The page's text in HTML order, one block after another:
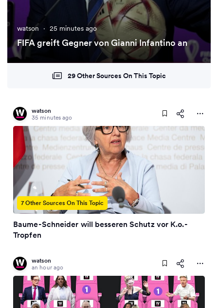
watson · 25 minutes ago
FIFA greift Gegner von Gianni Infantino an
29 Other Sources On This Topic
watson
35 minutes ago
7 Other Sources On This Topic
Baume-Schneider will besseren Schutz vor K.o.-
Tropfen
watson
an hour ago